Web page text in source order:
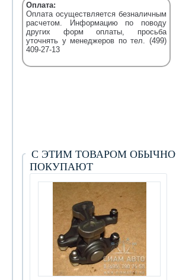
Оплата:
Оплата осуществляется безналичным
расчетом. Информацию по поводу
других форм оплаты, просьба
уточнять у менеджеров по тел. (499)
409-27-13
С ЭТИМ ТОВАРОМ ОБЫЧНО
ПОКУПАЮТ